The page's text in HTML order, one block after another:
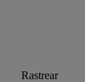
Rastrear